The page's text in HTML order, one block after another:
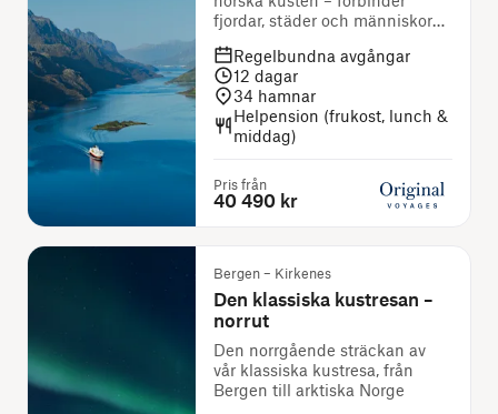
fjordar, städer och människor
Regelbundna avgångar
12 dagar
34 hamnar
Helpension (frukost, lunch &
middag)
Pris från
40 490 kr
Bergen – Kirkenes
Den klassiska kustresan –
norrut
Den norrgående sträckan av
vår klassiska kustresa, från
Bergen till arktiska Norge